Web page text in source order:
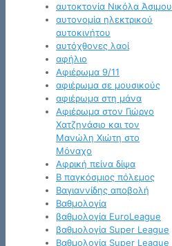
αυτοκτονία Νικόλα Άσιμου
αυτονομία ηλεκτρικού
αυτοκινήτου
αυτόχθονες λαοί
αφήλιο
Αφιέρωμα 9/11
αφιέρωμα σε μουσικούς
αφιέρωμα στη μάνα
Αφιέρωμα στον Γιώργο
Χατζηνάσιο και τον
Μανώλη Χιώτη στο
Μόναχο
Αφρική πείνα δίψα
Β παγκόσμιος πόλεμος
Βαγιαννίδης αποβολή
Βαθμολογία
βαθμολογία EuroLeague
βαθμολογία Super League
Βαθμολογία Super League